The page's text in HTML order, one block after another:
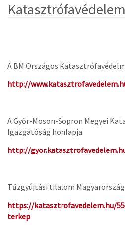
Katasztrófavédelem
A BM Országos
http://
A Győr-Moson-Sopron Megyei
Igazgatóság honlapja:
http://
Tűzgyújtási tilalom
https://katasztrofavedelem.hu/
terkep